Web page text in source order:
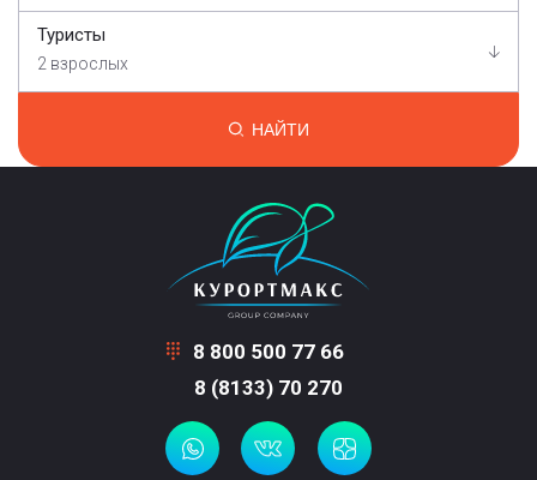
Туристы
2 взрослых
НАЙТИ
8 800 500 77 66
8 (8133) 70 270